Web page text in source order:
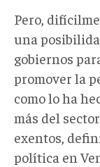
Pero,
una
gobiernos
promover la
como lo ha
más del
exentos,
política en